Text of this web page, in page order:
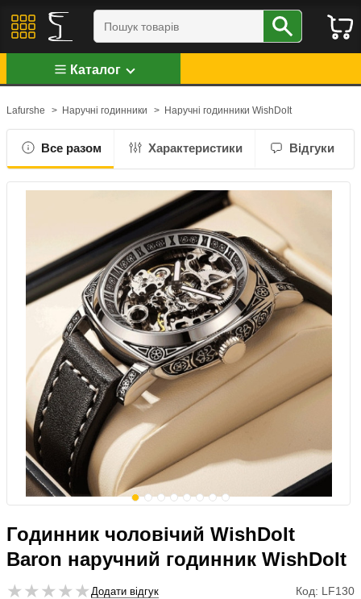
Каталог
Lafurshe > Наручні годинники > Наручні годинники WishDoIt
Все разом Характеристики Відгуки
Годинник чоловічий WishDoIt
Baron наручний годинник WishDoIt
Додати відгук Код: LF130